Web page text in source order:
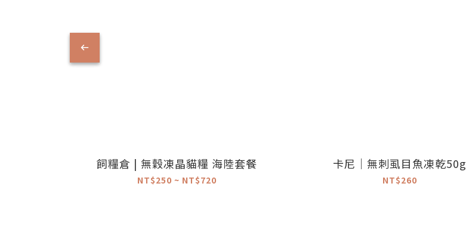
飼糧倉 | 無穀凍晶貓糧 海陸套餐
NT$250 ~ NT$720
卡尼｜無刺虱目魚凍乾50g
NT$260